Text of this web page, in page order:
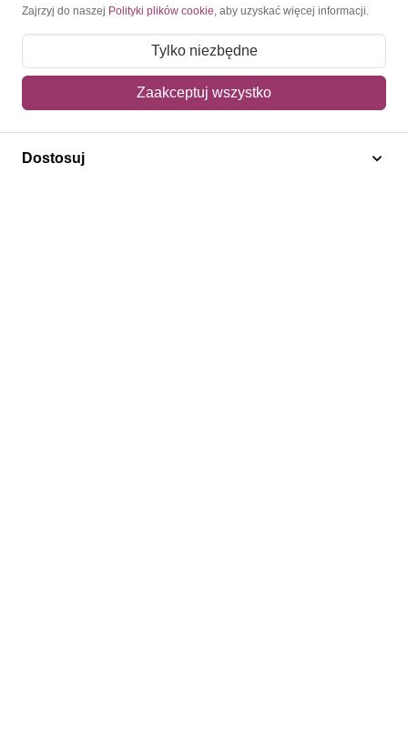
O nas
Regulamin
Polityka prywatności
Zajrzyj do naszej Polityki plików cookie, aby uzyskać więcej informacji.
Tylko niezbędne
Zaakceptuj wszystko
Dostosuj